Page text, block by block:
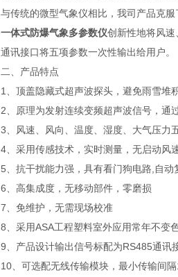
与传统的微型气象仪相比，我司产品克
一体式防爆气象多参数仪创新性地将风
通讯接口将五项参数一次性输出给用户。
二、产品特点
1、顶盖隐藏式超声波探头，避免雨雪
2、原理为发射连续变频超声波信号，
3、风速、风向、温度、湿度、大气压力
4、采用传感技术，实时测量，无启动风
5、抗干扰能力强，具有看门狗电路,自
6、高集成度，无移动部件，零磨损
7、免维护，无需现场校准
8、采用ASA工程塑料室外应用常年不变
9、产品设计输出信号标配为RS485通
10、可选配无线传输模块，最小传输间